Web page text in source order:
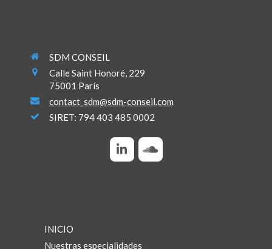
SDM CONSEIL
Calle Saint Honoré, 229
75001 París
contact_sdm@sdm-conseil.com
SIRET: 794 403 485 0002
INICIO
Nuestras especialidades